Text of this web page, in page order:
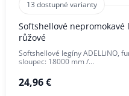
13 dostupné varianty
Softshellové
růžové
Softshellové legíny ADELLiNO,
sloupec: 18000 mm /…
24,96 €